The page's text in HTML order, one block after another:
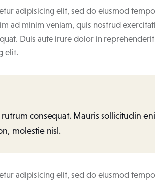
adipisicing elit, sed do eiusmod
ad minim veniam, quis nostrud
Duis aute irure dolor in
elit.
consequat. Mauris sollicitudin
molestie nisl.
adipisicing elit, sed do eiusmod